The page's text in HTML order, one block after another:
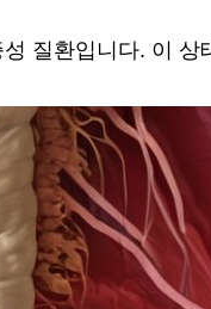
질환입니다. 이